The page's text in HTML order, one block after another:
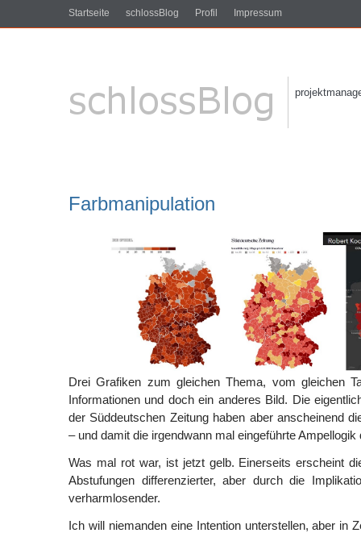
Startseite schlossBlog Profil Impressum
Farbmanipulation
Drei Grafiken zum gleichen Thema, vom gleichen
Informationen und doch ein anderes Bild. Die
der Süddeutschen Zeitung haben aber anscheinend
– und damit die irgendwann mal eingeführte Ampellogik
Was mal rot war, ist jetzt gelb. Einerseits erscheint
Abstufungen differenzierter, aber durch die
verharmlosender.
Ich will niemanden eine Intention unterstellen, aber in